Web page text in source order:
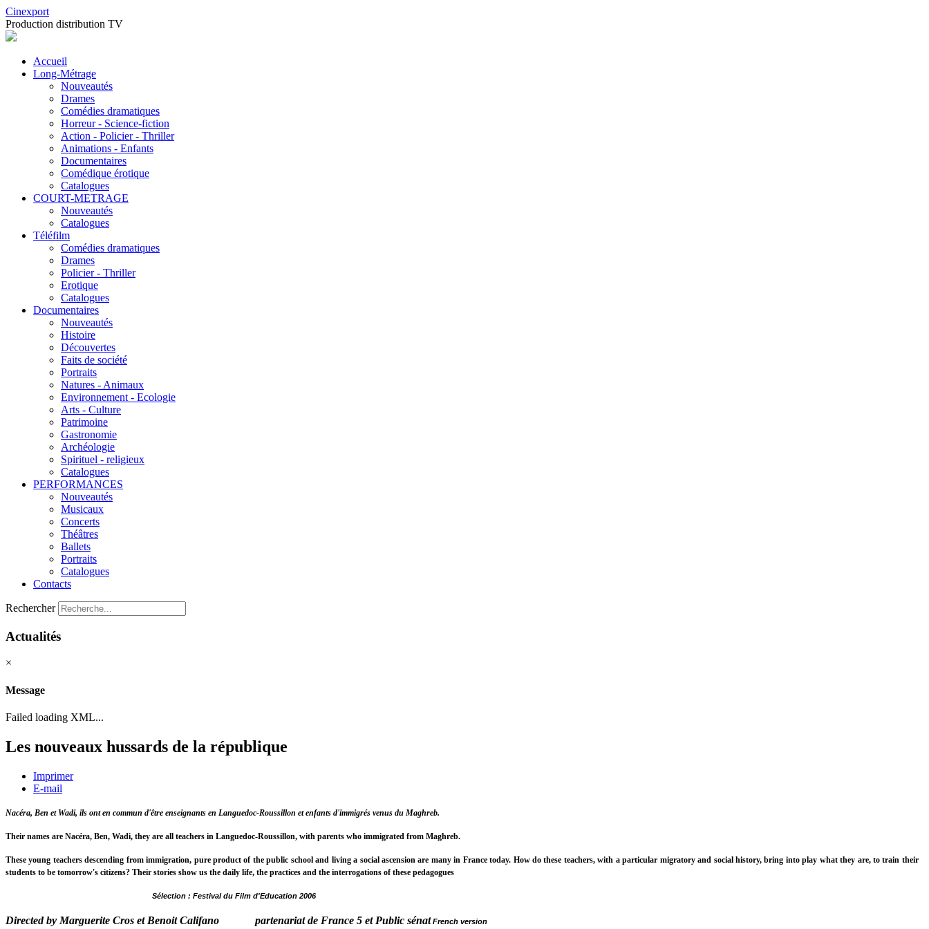
Cinexport
Production distribution TV
Accueil
Long-Métrage
Nouveautés
Drames
Comédies dramatiques
Horreur - Science-fiction
Action - Policier - Thriller
Animations - Enfants
Documentaires
Comédique érotique
Catalogues
COURT-METRAGE
Nouveautés
Catalogues
Téléfilm
Comédies dramatiques
Drames
Policier - Thriller
Erotique
Catalogues
Documentaires
Nouveautés
Histoire
Découvertes
Faits de société
Portraits
Natures - Animaux
Environnement - Ecologie
Arts - Culture
Patrimoine
Gastronomie
Archéologie
Spirituel - religieux
Catalogues
PERFORMANCES
Nouveautés
Musicaux
Concerts
Théâtres
Ballets
Portraits
Catalogues
Contacts
Rechercher
Actualités
×
Message
Failed loading XML...
Les nouveaux hussards de la république
Imprimer
E-mail
Nacéra, Ben et Wadi, ils ont en commun d'être enseignants en Languedoc-Roussillon et enfants d'immigrés venus du Maghreb.
Their names are Nacéra, Ben, Wadi, they are all teachers in Languedoc-Roussillon, with parents who immigrated from Maghreb.
These young teachers descending from immigration, pure product of the public school and living a social ascension are many in France today. How do these teachers, with a particular migratory and social history, bring into play what they are, to train their
students to be tomorrow's citizens? Their stories show us the daily life, the practices and the interrogations of these pedagogues
Sélection : Festival du Film d'Education 2006
Directed by Marguerite Cros et Benoit Califano partenariat de France 5 et Public sénatFrench version